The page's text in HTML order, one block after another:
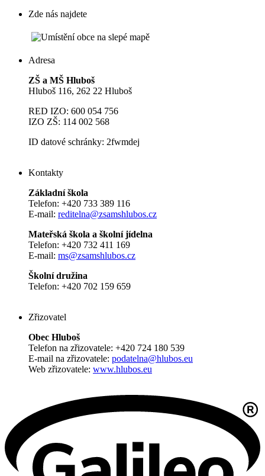
Zde nás najdete
Adresa
ZŠ a MŠ Hluboš
Hluboš 116, 262 22 Hluboš
RED IZO: 600 054 756
IZO ZŠ: 114 002 568
ID datové schránky: 2fwmdej
Kontakty
Základní škola
Telefon: +420 733 389 116
E-mail: reditelna@zsamshlubos.cz
Mateřská škola a školní jídelna
Telefon: +420 732 411 169
E-mail: ms@zsamshlubos.cz
Školní družina
Telefon: +420 702 159 659
Zřizovatel
Obec Hluboš
Telefon na zřizovatele: +420 724 180 539
E-mail na zřizovatele: podatelna@hlubos.eu
Web zřizovatele: www.hlubos.eu